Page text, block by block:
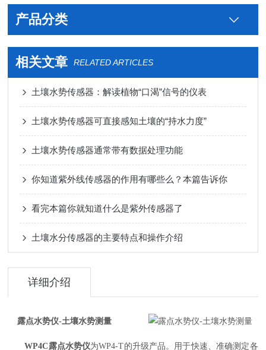
产品分类
相关文章 RELATED ARTICLES
土壤水势传感器：解读植物“口渴”信号的仪表
土壤水势传感器可直接感知土壤的“持水力度”
土壤水势传感器通常带有数据处理功能
你知道紫外线传感器的作用有哪些么？本篇告诉你
看完本篇你就知道什么是紫外传感器了
土壤水分传感器的主要特点和操作介绍
详细介绍
露点水势仪-土壤水势测量
WP4C 露点水势仪为WP4-T的升级产品。用于快速、准确测定各